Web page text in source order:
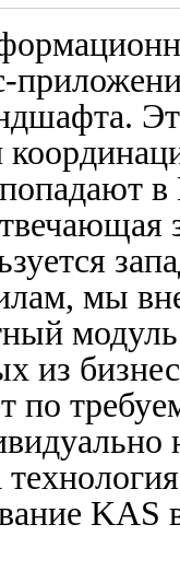
мы
из
по